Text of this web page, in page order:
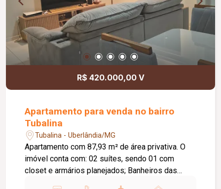
R$ 420.000,00 V
Apartamento para venda no bairro
Tubalina
Tubalina - Uberlândia/MG
Apartamento com 87,93 m² de área privativa. O
imóvel conta com: 02 suítes, sendo 01 com
closet e armários planejados; Banheiros das